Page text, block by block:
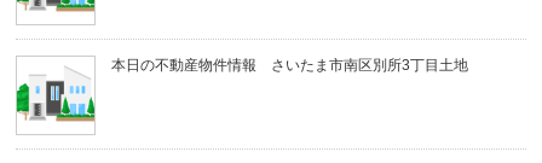
本日の不動産物件情報 さいたま市南区別所3丁目土地